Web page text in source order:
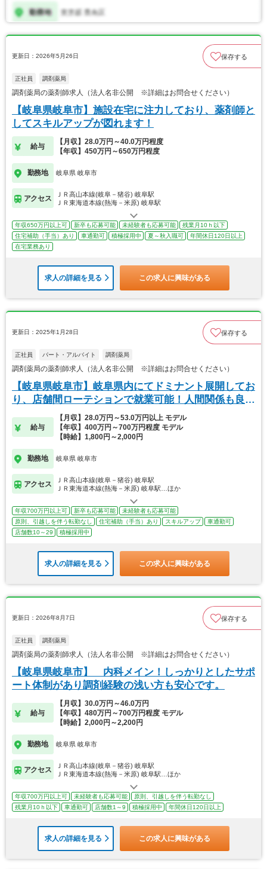
更新日：2026年5月26日 保存する
正社員 調剤薬局
調剤薬局の薬剤師求人（法人名非公開 ※詳細はお問合せください）
【岐阜県岐阜市】施設在宅に注力しており、薬剤師と
してスキルアップが図れます！
給与
【月収】28.0万円～40.0万円程度
【年収】450万円～650万円程度
勤務地 岐阜県 岐阜市
アクセス
ＪＲ高山本線(岐阜－猪谷) 岐阜駅
ＪＲ東海道本線(熱海－米原) 岐阜駅
年収650万円以上可 新卒も応募可能 未経験者も応募可能
残業月10ｈ以下
住宅補助（手当）あり
車通勤可 積極採用中 夏～秋入職可
年間休日120日以上
在宅業務あり
求人の詳細を見る この求人に興味がある
更新日：2025年1月28日 保存する
正社員 パート・アルバイト 調剤薬局
調剤薬局の薬剤師求人（法人名非公開 ※詳細はお問合せください）
【岐阜県岐阜市】岐阜県内にてドミナント展開してお
り、店舗間ローテションで就業可能！人間関係も良好
給与
【月収】28.0万円～53.0万円以上 モデル
【年収】400万円～700万円程度 モデル
【時給】1,800円～2,000円
勤務地 岐阜県 岐阜市
アクセス
ＪＲ高山本線(岐阜－猪谷) 岐阜駅
ＪＲ東海道本線(熱海－米原) 岐阜駅…ほか
年収700万円以上可 新卒も応募可能
未経験者も応募可能
原則、引越しを伴う転勤なし
住宅補助（手当）あり スキルアップ
車通勤可
店舗数10～29
積極採用中
求人の詳細を見る この求人に興味がある
更新日：2026年8月7日 保存する
正社員 調剤薬局
調剤薬局の薬剤師求人（法人名非公開 ※詳細はお問合せください）
【岐阜県岐阜市】 内科メイン！しっかりとしたサポ
ート体制があり調剤経験の浅い方も安心です。
給与
【月収】30.0万円～46.0万円
【年収】480万円～700万円程度 モデル
【時給】2,000円～2,200円
勤務地 岐阜県 岐阜市
アクセス
ＪＲ高山本線(岐阜－猪谷) 岐阜駅
ＪＲ東海道本線(熱海－米原) 岐阜駅…ほか
年収700万円以上可 未経験者も応募可能
原則、引越しを伴う転勤なし
残業月10ｈ以下
車通勤可 店舗数1～9 積極採用中 年間休日120日以上
求人の詳細を見る この求人に興味がある